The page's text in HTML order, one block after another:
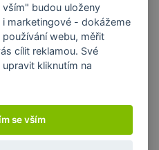
vším" budou uloženy
marketingové - dokážeme
webu, měřit
cílit reklamou. Své
kliknutím na
se vším